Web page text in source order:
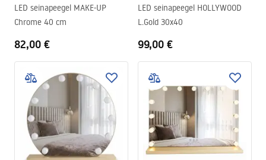
LED seinapeegel MAKE-UP
Chrome 40 cm
82,00 €
LED seinapeegel HOLLYWOOD
L.Gold 30x40
99,00 €